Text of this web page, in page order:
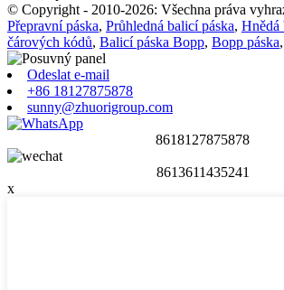
© Copyright - 2010-2026: Všechna práva
Přepravní páska, Průhledná balicí páska, Hnědá
čárových kódů, Balicí páska Bopp, Bopp páska,
Odeslat e-mail
+86 18127875878
sunny@zhuorigroup.com
8618127875878
8613611435241
x